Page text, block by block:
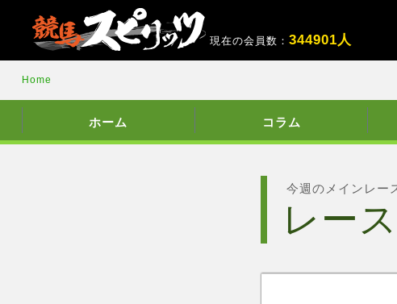
現在の会員数：344901人
Home
ホーム コラム
今週のメインレー
レー